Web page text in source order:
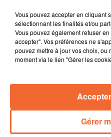
photo ).
Le Conservatoire de
lance les cafés chantants.
tiendront à Clessé et à
Elle est très attendue : la
Vous pouvez accepter en cliquant
sélectionnant les finalités et/ou
Vous pouvez également refuser
accepter". Vos préférences ne
pouvez mettre à jour vos choix, ou
moment via le lien "Gérer les
Gérer